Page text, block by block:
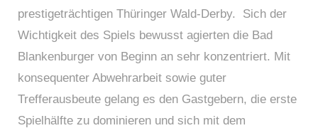
prestigeträchtigen Thüringer Wald-Derby. Sich der
Wichtigkeit des Spiels bewusst agierten die Bad
Blankenburger von Beginn an sehr konzentriert. Mit
konsequenter Abwehrarbeit sowie guter
Trefferausbeute gelang es den Gastgebern, die erste
Spielhälfte zu dominieren und sich mit dem